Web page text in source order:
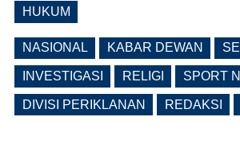
HUKUM
NASIONAL KABAR DEWAN
INVESTIGASI RELIGI SPORT
DIVISI PERIKLANAN REDAKSI